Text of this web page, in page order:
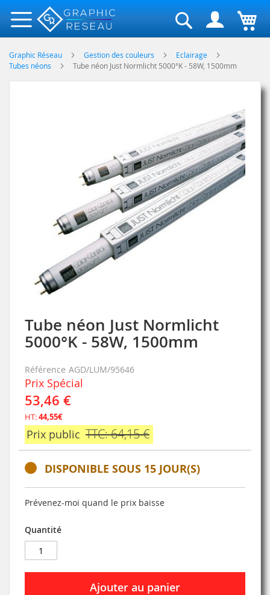
Rechercher
Graphic Réseau Gestion des couleurs
Eclairage
Tubes néons
Tube néon Just Normlicht 5000°K - 58W, 1500mm
Tube néon Just Normlicht
5000°K - 58W, 1500mm
Référence AGD/LUM/95646
Prix Spécial
53,46 €
HT:44,55€
Prix public TTC: 64,15 €
DISPONIBLE SOUS 15 JOUR(S)
Prévenez-moi quand le prix baisse
Quantité
Ajouter au panier
Skip
to
the
of
the
images
gallery